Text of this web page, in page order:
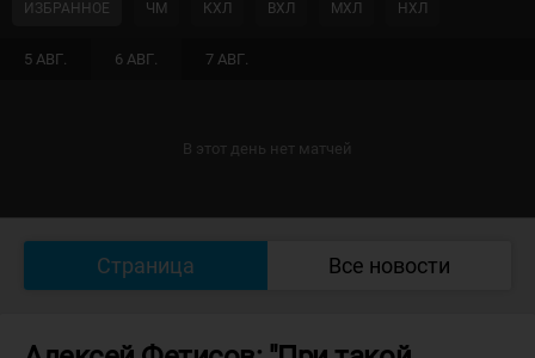
5 АВГ. 6 АВГ. 7 АВГ.
ИЗБРАННОЕ ЧМ КХЛ ВХЛ МХЛ НХЛ
В этот день нет матчей
Страница Все новости